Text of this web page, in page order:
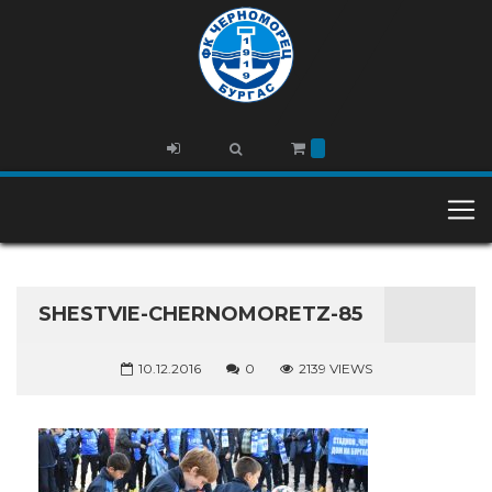
SHESTVIE-CHERNOMORETZ-85
10.12.2016 0 2139 VIEWS